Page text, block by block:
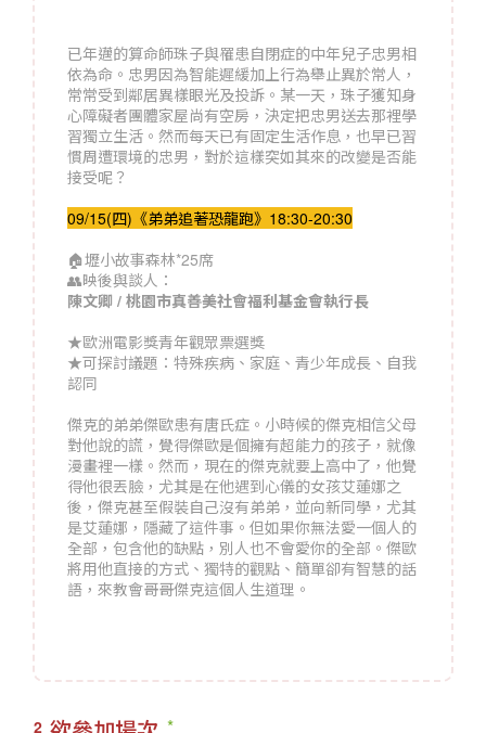
已年邁的算命師珠子與罹患自閉症的中年兒子忠男相
依為命。忠男因為智能遲緩加上行為舉止異於常人，
常常受到鄰居異樣眼光及投訴。某一天，珠子獲知身
心障礙者團體家屋尚有空房，決定把忠男送去那裡學
習獨立生活。然而每天已有固定生活作息，也早已習
慣周遭環境的忠男，對於這樣突如其來的改變是否能
接受呢？
09/15(四)《弟弟追著恐龍跑》18:30-20:30
🏠壢小故事森林*25席
👥映後與談人：
陳文卿 / 桃園市真善美社會福利基金會執行長
★歐洲電影獎青年觀眾票選獎
★可探討議題：特殊疾病、家庭、青少年成長、自我
認同
傑克的弟弟傑歐患有唐氏症。小時候的傑克相信父母
對他說的謊，覺得傑歐是個擁有超能力的孩子，就像
漫畫裡一樣。然而，現在的傑克就要上高中了，他覺
得他很丟臉，尤其是在他遇到心儀的女孩艾蓮娜之
後，傑克甚至假裝自己沒有弟弟，並向新同學，尤其
是艾蓮娜，隱藏了這件事。但如果你無法愛一個人的
全部，包含他的缺點，別人也不會愛你的全部。傑歐
將用他直接的方式、獨特的觀點、簡單卻有智慧的話
語，來教會哥哥傑克這個人生道理。
2